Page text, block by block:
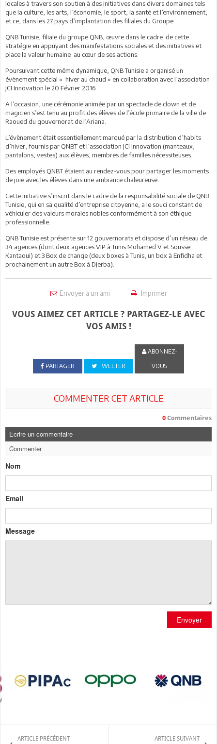
locales à travers son soutien à des initiatives dans divers domaines tels
que la culture, les arts, l’économie, le sport, la santé et l’environnement,
et ce, dans les 27 pays d’implantation des filiales du Groupe.
QNB Tunisie, filiale du groupe QNB, œuvre dans le cadre de cette
stratégie en appuyant des manifestations sociales et des initiatives et
place la valeur humaine au cœur de ses actions.
Poursuivant cette même dynamique, QNB Tunisie a organisé un
évènement spécial « hiver au chaud » en collaboration avec l’association
JCI Innovation le 20 Février 2016.
A l’occasion, une cérémonie animée par un spectacle de clown et de
magicien s’est tenu au profit des élèves de l’école primaire de la ville de
Raoued du gouvernorat de l’Ariana.
L’évènement était essentiellement marqué par la distribution d’habits
d’hiver, fournis par QNBT et l’association JCI Innovation (manteaux,
pantalons, vestes) aux élèves, membres de familles nécessiteuses.
Des employés QNBT étaient au rendez-vous pour partager les moments
de joie avec les élèves dans une ambiance chaleureuse.
Cette initiative s’inscrit dans le cadre de la responsabilité sociale de QNB
Tunisie, qui en sa qualité d’entreprise citoyenne, a le souci constant de
véhiculer des valeurs morales nobles conformément à son éthique
professionnelle.
QNB Tunisie est présente sur 12 gouvernorats et dispose d’un réseau de
34 agences (dont deux agences VIP à Tunis Mohamed V et Sousse
Kantaoui) et 3 Box de change (deux boxes à Tunis, un box à Enfidha et
prochainement un autre Box à Djerba).
Envoyer à un ami Imprimer
VOUS AIMEZ CET ARTICLE ? PARTAGEZ-LE AVEC
VOS AMIS !
PARTAGER TWEETER
ABONNEZ-
VOUS
COMMENTER CET ARTICLE
0 Commentaires
Ecrire un commentaire
Commenter
Nom
Email
Message
Envoyer
ARTICLE PRÉCÉDENT ARTICLE SUIVANT